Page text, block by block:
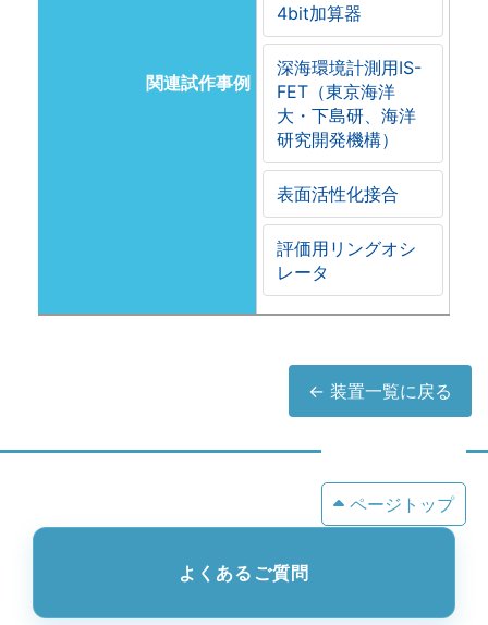
関連試作事例
4bit加算器
深海環境計測用IS-
FET（東京海洋
大・下島研、海洋
研究開発機構）
表面活性化接合
評価用リングオシ
レータ
← 装置一覧に戻る
ページトップ
よくあるご質問